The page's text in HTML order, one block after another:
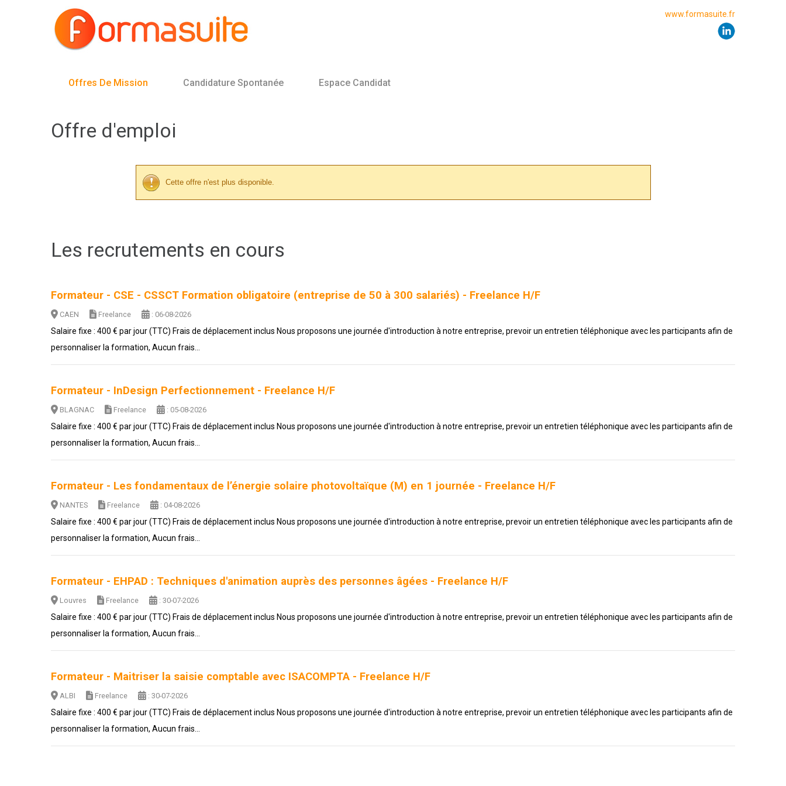
www.formasuite.fr
Offres De Mission Candidature Spontanée Espace Candidat
Offre d'emploi
Cette offre n'est plus disponible.
Les recrutements en cours
Formateur - CSE - CSSCT Formation obligatoire (entreprise de 50 à 300 salariés) - Freelance H/F
CAEN Freelance : 06-08-2026
Salaire fixe : 400 € par jour (TTC) Frais de déplacement inclus Nous proposons une journée d'introduction à notre entreprise, prevoir un entretien téléphonique avec les participants afin de
personnaliser la formation, Aucun frais...
Formateur - InDesign Perfectionnement - Freelance H/F
BLAGNAC Freelance : 05-08-2026
Salaire fixe : 400 € par jour (TTC) Frais de déplacement inclus Nous proposons une journée d'introduction à notre entreprise, prevoir un entretien téléphonique avec les participants afin de
personnaliser la formation, Aucun frais...
Formateur - Les fondamentaux de l’énergie solaire photovoltaïque (M) en 1 journée - Freelance H/F
NANTES Freelance : 04-08-2026
Salaire fixe : 400 € par jour (TTC) Frais de déplacement inclus Nous proposons une journée d'introduction à notre entreprise, prevoir un entretien téléphonique avec les participants afin de
personnaliser la formation, Aucun frais...
Formateur - EHPAD : Techniques d'animation auprès des personnes âgées - Freelance H/F
Louvres Freelance : 30-07-2026
Salaire fixe : 400 € par jour (TTC) Frais de déplacement inclus Nous proposons une journée d'introduction à notre entreprise, prevoir un entretien téléphonique avec les participants afin de
personnaliser la formation, Aucun frais...
Formateur - Maitriser la saisie comptable avec ISACOMPTA - Freelance H/F
ALBI Freelance : 30-07-2026
Salaire fixe : 400 € par jour (TTC) Frais de déplacement inclus Nous proposons une journée d'introduction à notre entreprise, prevoir un entretien téléphonique avec les participants afin de
personnaliser la formation, Aucun frais...